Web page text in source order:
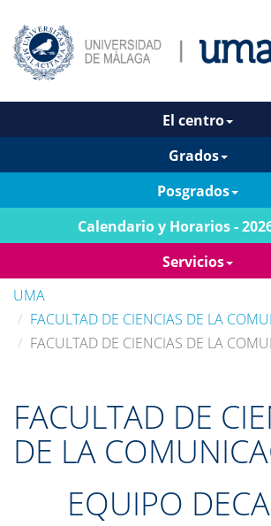
El centro
Grados
Posgrados
Calendario y Horarios -
Servicios
UMA
FACULTAD DE CIENCIAS DE LA
FACULTAD DE CIENCIAS DE LA
FACULTAD DE
DE LA
EQUIPO